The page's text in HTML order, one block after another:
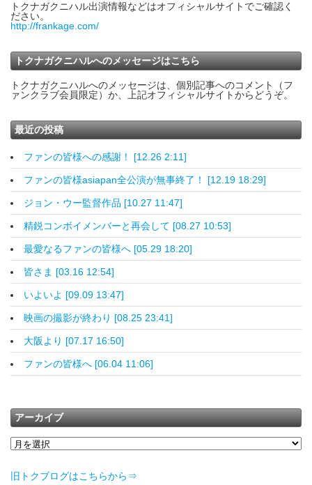
トクナガクニハル出演情報などはオフィシャルサイトでご確認く
ださい。
http://frankage.com/
トクナガクニハルへのメッセージはこちら
トクナガクニハルへのメッセージは、個別記事へのコメント（フ
ァンクラブ会員限定）か、上記オフィシャルサイトからどうぞ。
最近の投稿
ファンの皆様への感謝！ [12.26 2:11]
ファンの皆様asiapan全公演が無事終了！ [12.19 18:29]
ジョン・ウー監督作品 [10.27 11:47]
精鋭コンボイメンバーと再会して [08.27 10:53]
最愛なるファンの皆様へ [05.29 18:20]
皆さま [03.16 12:54]
いよいよ [09.09 13:47]
映画の撮影が終わり [08.25 23:41]
大阪より [07.17 16:50]
ファンの皆様へ [06.04 11:06]
アーカイブ
旧トクブログはこちらから⇒